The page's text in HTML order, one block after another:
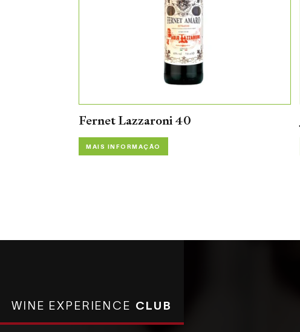
Fernet Lazzaroni 40
MAIS INFORMAÇÃO
WINE EXPERIENCE CLUB